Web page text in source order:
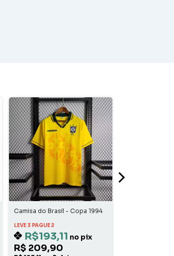
Camisa do Brasil - Copa 1994
LEVE 3 PAGUE 2
R$193,11 no pix
R$ 209,90